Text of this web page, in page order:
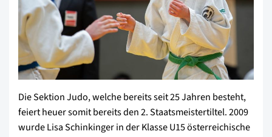
Die Sektion Judo, welche bereits seit 25 Jahren besteht,
feiert heuer somit bereits den 2. Staatsmeistertiltel. 2009
wurde Lisa Schinkinger in der Klasse U15 österreichische